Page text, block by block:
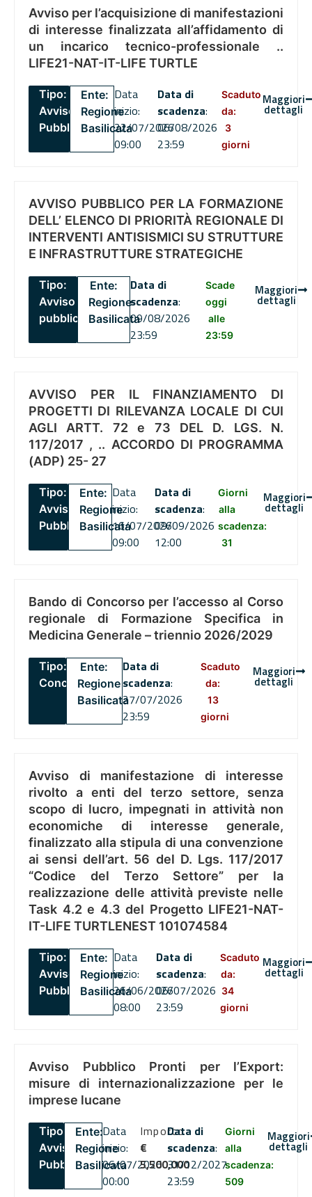
Avviso per l’acquisizione di manifestazioni
di interesse finalizzata all’affidamento di
un incarico tecnico-professionale ..
LIFE21-NAT-IT-LIFE TURTLE
Tipo:
Avviso
Pubblico
Ente:
Regione
Basilicata
Data
inizio:
22/07/2026
09:00
Data di
scadenza:
06/08/2026
23:59
Scaduto
da:
3
giorni
Maggiori
dettagli
AVVISO PUBBLICO PER LA FORMAZIONE
DELL’ ELENCO DI PRIORITÀ REGIONALE DI
INTERVENTI ANTISISMICI SU STRUTTURE
E INFRASTRUTTURE STRATEGICHE
Tipo:
Avviso
pubblico
Ente:
Regione
Basilicata
Data di
scadenza:
09/08/2026
23:59
Scade
oggi
alle
23:59
Maggiori
dettagli
AVVISO PER IL FINANZIAMENTO DI
PROGETTI DI RILEVANZA LOCALE DI CUI
AGLI ARTT. 72 e 73 DEL D. LGS. N.
117/2017 , .. ACCORDO DI PROGRAMMA
(ADP) 25- 27
Tipo:
Avviso
Pubblico
Ente:
Regione
Basilicata
Data
inizio:
16/07/2026
09:00
Data di
scadenza:
09/09/2026
12:00
Giorni
alla
scadenza:
31
Maggiori
dettagli
Bando di Concorso per l’accesso al Corso
regionale di Formazione Specifica in
Medicina Generale – triennio 2026/2029
Tipo:
Concorsi
Ente:
Regione
Basilicata
Data di
scadenza:
27/07/2026
23:59
Scaduto
da:
13
giorni
Maggiori
dettagli
Avviso di manifestazione di interesse
rivolto a enti del terzo settore, senza
scopo di lucro, impegnati in attività non
economiche di interesse generale,
finalizzato alla stipula di una convenzione
ai sensi dell’art. 56 del D. Lgs. 117/2017
“Codice del Terzo Settore” per la
realizzazione delle attività previste nelle
Task 4.2 e 4.3 del Progetto LIFE21-NAT-
IT-LIFE TURTLENEST 101074584
Tipo:
Avviso
Pubblico
Ente:
Regione
Basilicata
Data
inizio:
26/06/2026
08:00
Data di
scadenza:
06/07/2026
23:59
Scaduto
da:
34
giorni
Maggiori
dettagli
Avviso Pubblico Pronti per l’Export:
misure di internazionalizzazione per le
imprese lucane
Tipo:
Avviso
Pubblico
Ente:
Regione
Basilicata
Data
inizio:
06/07/2026
00:00
Importo
€
5,500,000
Data di
scadenza:
31/12/2027
23:59
Giorni
alla
scadenza:
509
Maggiori
dettagli